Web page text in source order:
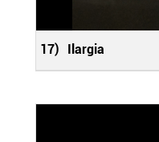
17) Ilargia